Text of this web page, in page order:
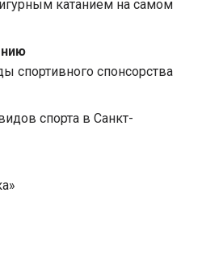
катанием на самом
спортивного спонсорства
спорта в Санкт-